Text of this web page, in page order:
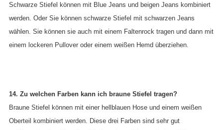
Schwarze Stiefel können mit Blue Jeans und beigen Jeans kombiniert
werden. Oder Sie können schwarze Stiefel mit schwarzen Jeans
wählen. Sie können sie auch mit einem Faltenrock tragen und dann mit
einem lockeren Pullover oder einem weißen Hemd überziehen.
14. Zu welchen Farben kann ich braune Stiefel tragen?
Braune Stiefel können mit einer hellblauen Hose und einem weißen
Oberteil kombiniert werden. Diese drei Farben sind sehr gut